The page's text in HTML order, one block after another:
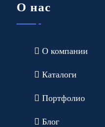
О нас
О компании
Каталоги
Портфолио
Блог